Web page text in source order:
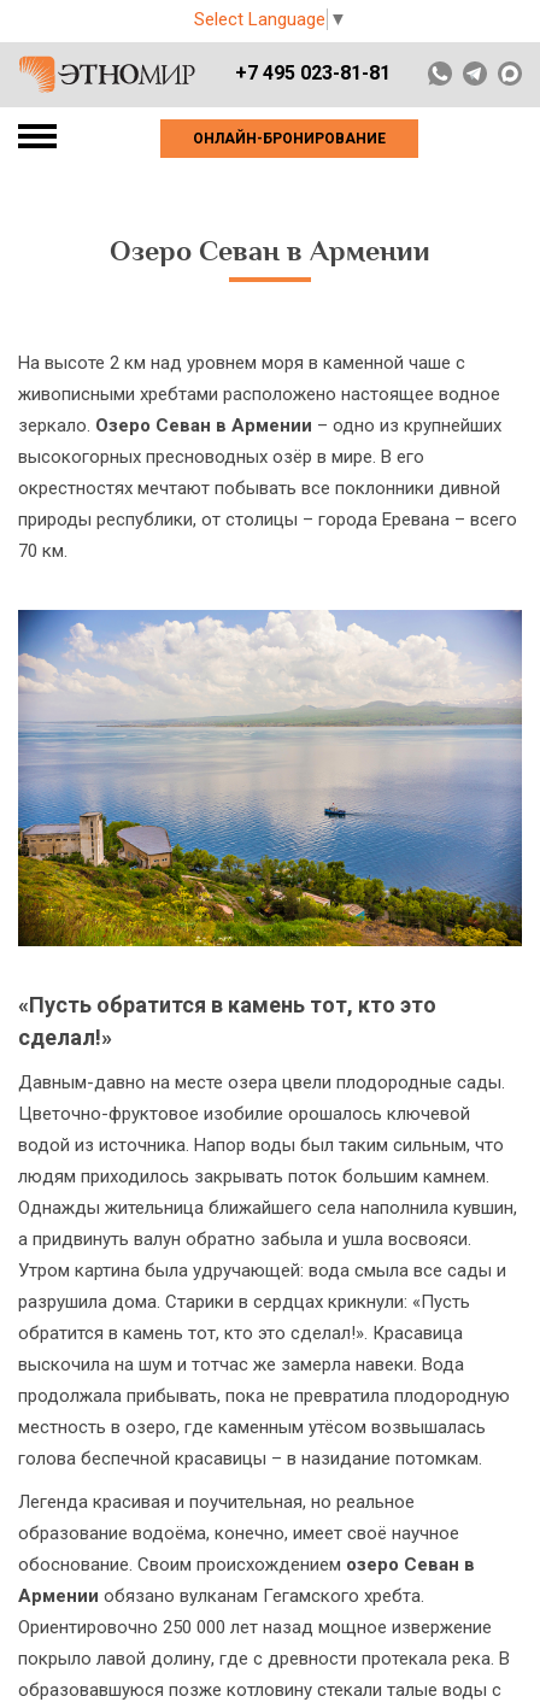
Select Language ▼
+7 495 023-81-81
ОНЛАЙН-БРОНИРОВАНИЕ
Озеро Севан в Армении
На высоте 2 км над уровнем моря в каменной чаше с
живописными хребтами расположено настоящее водное
зеркало. Озеро Севан в Армении – одно из крупнейших
высокогорных пресноводных озёр в мире. В его
окрестностях мечтают побывать все поклонники дивной
природы республики, от столицы – города Еревана – всего
70 км.
«Пусть обратится в камень тот, кто это
сделал!»
Давным-давно на месте озера цвели плодородные сады.
Цветочно-фруктовое изобилие орошалось ключевой
водой из источника. Напор воды был таким сильным, что
людям приходилось закрывать поток большим камнем.
Однажды жительница ближайшего села наполнила кувшин,
а придвинуть валун обратно забыла и ушла восвояси.
Утром картина была удручающей: вода смыла все сады и
разрушила дома. Старики в сердцах крикнули: «Пусть
обратится в камень тот, кто это сделал!». Красавица
выскочила на шум и тотчас же замерла навеки. Вода
продолжала прибывать, пока не превратила плодородную
местность в озеро, где каменным утёсом возвышалась
голова беспечной красавицы – в назидание потомкам.
Легенда красивая и поучительная, но реальное
образование водоёма, конечно, имеет своё научное
обоснование. Своим происхождением озеро Севан в
Армении обязано вулканам Гегамского хребта.
Ориентировочно 250 000 лет назад мощное извержение
покрыло лавой долину, где с древности протекала река. В
образовавшуюся позже котловину стекали талые воды с